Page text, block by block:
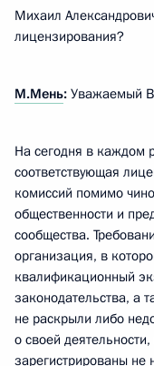
Михаил
лицензирования?
М.Мень: Уважаемый
На сегодня в каждом
соответствующая
комиссий помимо
общественности и
сообщества.
организация, в
квалификационный
законодательства, а
не раскрыли либо
о своей
зарегистрированы не